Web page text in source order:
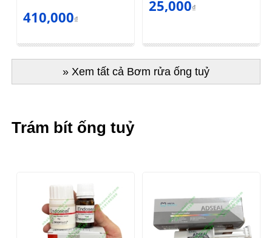
410,000₫
25,000₫
» Xem tất cả Bơm rửa ống tuỷ
Trám bít ống tuỷ